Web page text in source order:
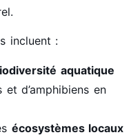
incluent :
aquatique
d’amphibiens en
écosystèmes locaux